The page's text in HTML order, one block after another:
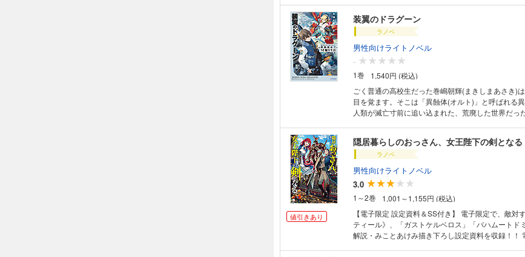
前世である日本人としての記憶を受けついだまま。
に倣ったものだった。彼は前世に続いて極度の『メ
だ。 そんな生まれ変わった世界で、実在する巨大人
と出会ったエル。 彼は狂喜乱舞しながら、その操縦
始する。 この世界での幼馴染を巻き込みつつ、メカ
続いていく---。 小説投稿サイト「小説家になろう」で大人気のロボットフ
ァンタジーがついに書籍化。 メカヲタクだった青年
本物のロボットを操る！ 天酒之瓢（アマザケノヒサゴ）：九州在住。本作
でデビュー。 黒銀（クロギン）：『小説版機動戦士ガンダム AGE』シリ
ーズなどのライトノベルのイラスト、モバイルゲー
インなどを手がけるイラストレーター、メカニック
装翼のドラグーン
ラノベ
男性向けライトノベル
-
1巻
1,540円 (税込)
ごく普通の高校生だった巻嶋朝輝(まきしまあさき)
目を覚ます。そこは「異蝕体(オルト)」と呼ばれる
人類が滅亡寸前に追い込まれた、荒廃した世界だった。 早速襲われ
が応えたのだ。傭兵として活躍する傍ら、ペースト
を再現して仲間に驚かれたり――と、未来世界は案
で……？
値引きあり
隠居暮らしのおっさん、女王陛下の剣となる
ラノベ
男性向けライトノベル
3.0
1～2巻
1,001～1,155円 (税込)
【電子限定 設定資料＆SS付き】 電子限定で、敵対
ティール》、「ガストケルベロス」「バハムートド
解説・みことあけみ描き下ろし設定資料を収録！！